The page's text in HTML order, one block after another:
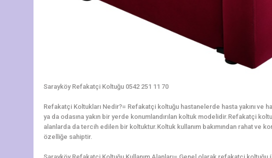
Sarayköy Refakatçi Koltuğu 0542 251 11 70
Refakatçi Koltukları Nedir?= Refakatçi koltuğu hastanelerde hasta yakını ve
ya da odasına yakın bir yerde konumlandırılan koltuk modelidir.Refakatçi
alanlarda da tercih edilen bir koltuktur.Koltuk kullanım bakımından rahat ve
özelliğe sahiptir.